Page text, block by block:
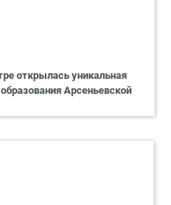
открылась уникальная
Арсеньевской